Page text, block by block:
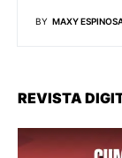
BY MAXY
REVISTA